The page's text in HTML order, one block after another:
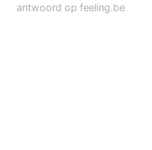
antwoord op feeling.be